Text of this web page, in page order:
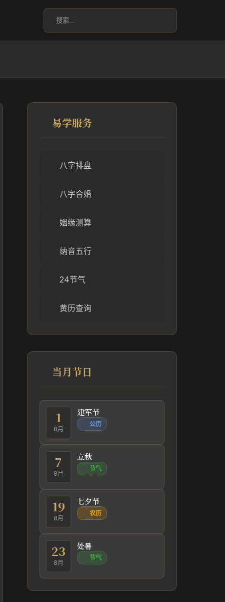
易学服务
八字排盘
八字合婚
姻缘测算
纳音五行
24节气
黄历查询
当月节日
1
8月
建军节
公历
7
8月
立秋
节气
19
8月
七夕节
农历
23
8月
处暑
节气